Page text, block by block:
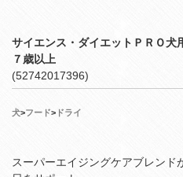
サイエンス・ダイエットＰＲＯ犬
７歳以上
(52742017396)
犬>フード> ドライ
スーパーエイジングケアブレンド